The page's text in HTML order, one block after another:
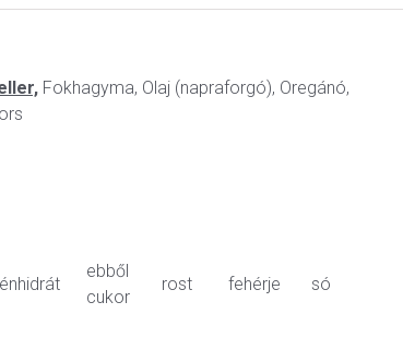
Fokhagyma, Olaj (napraforgó), Oregánó,
ebből
cukor
rost fehérje só